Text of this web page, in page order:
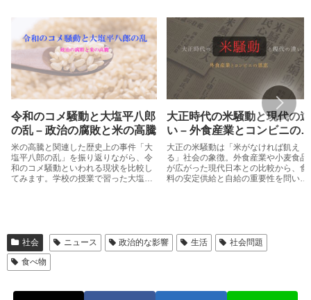
令和のコメ騒動と大塩平八郎
の乱 – 政治の腐敗と米の高騰
米の高騰と関連した歴史上の事件「大
塩平八郎の乱」を振り返りながら、令
和のコメ騒動といわれる現状を比較し
てみます。学校の授業で習った大塩平
大正時代の米騒動と現代の違
い – 外食産業とコンビニの恩
恵
大正の米騒動は「米がなければ飢え
る」社会の象徴。外食産業や小麦食品
が広がった現代日本との比較から、食
料の安定供給と自給の重要性を問いか
社会 ニュース 政治的な影響 生活
社会問題
食べ物